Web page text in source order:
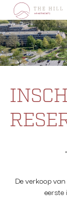
content
"
De verkoop
eerste